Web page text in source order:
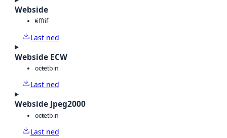
Webside
tifftif
Last ned
Webside ECW
octetbin
Last ned
Webside Jpeg2000
octetbin
Last ned